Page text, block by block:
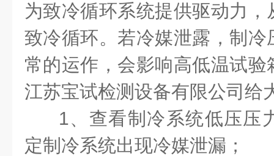
为致冷循环系统提供驱动力
致冷循环。若冷媒泄露，制
常的运作，会影响高低温试
江苏宝试检测设备有限公司给
1、查看制冷系统低压压
定制冷系统出现冷媒泄漏；